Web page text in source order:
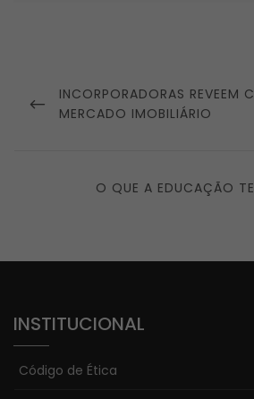
Post
PREVIOUS
POST
INCORPORADORAS REVEEM
MERCADO IMOBILIÁRIO
NEXT
O QUE A EDUCAÇÃO
INSTITUCIONAL
Código de Ética